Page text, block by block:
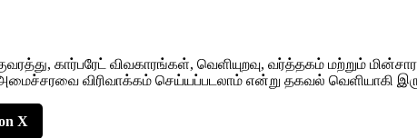
கார்பரேட் விவகாரங்கள், வெளியுறவு, வர்த்தகம் மற்றும்
விரிவாக்கம் செய்யப்படலாம் என்று தகவல் வெளியாகி
X